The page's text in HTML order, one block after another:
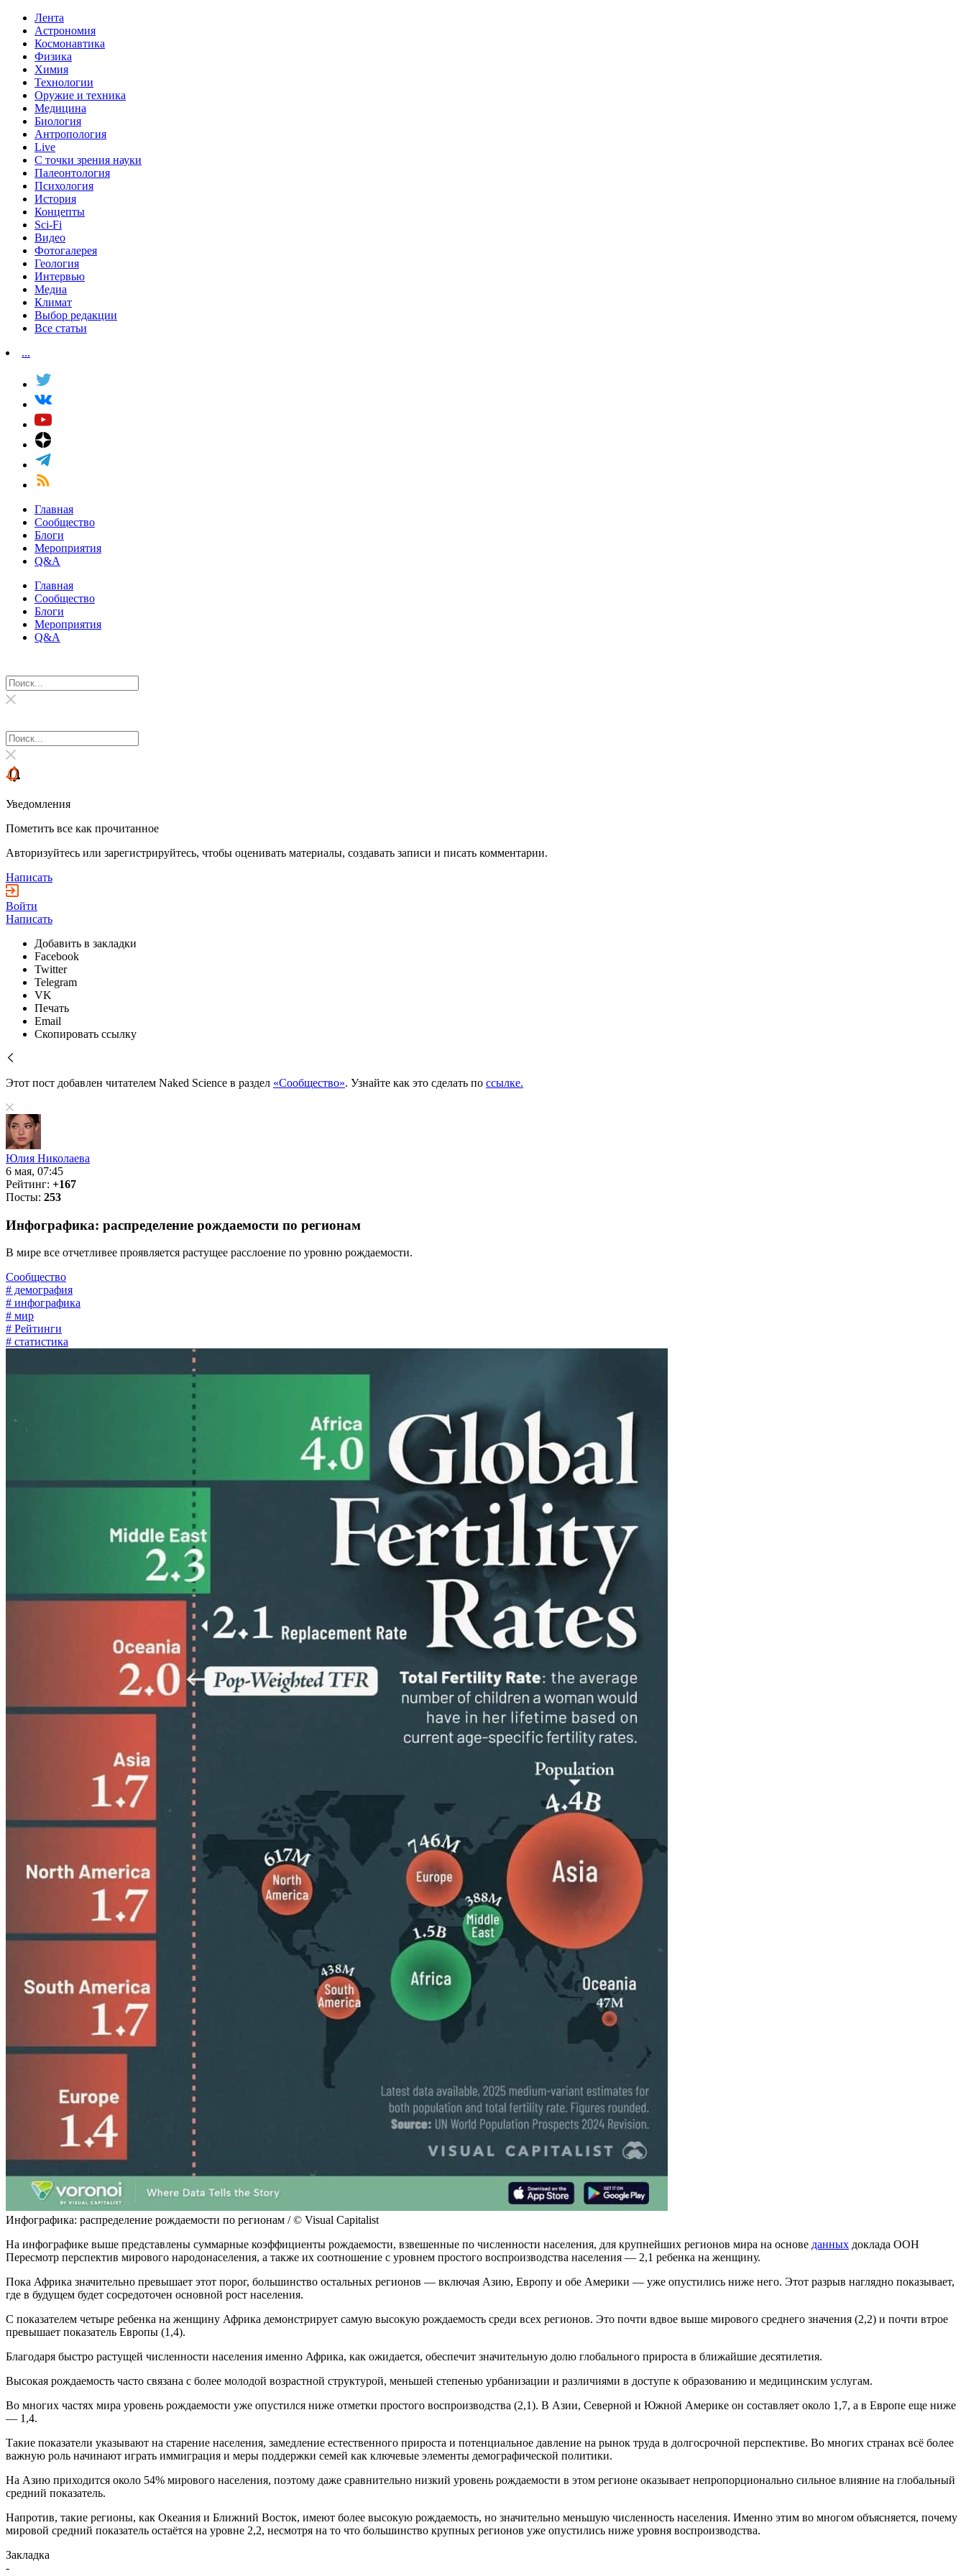
Лента
Астрономия
Космонавтика
Физика
Химия
Технологии
Оружие и техника
Медицина
Биология
Антропология
Live
С точки зрения науки
Палеонтология
Психология
История
Концепты
Sci-Fi
Видео
Фотогалерея
Геология
Интервью
Медиа
Климат
Выбор редакции
Все статьи
...
Главная
Сообщество
Блоги
Мероприятия
Q&A
Главная
Сообщество
Блоги
Мероприятия
Q&A
Уведомления
Пометить все как прочитанное
Авторизуйтесь или зарегистрируйтесь, чтобы оценивать материалы, создавать записи и писать комментарии.
Написать
Войти
Написать
Добавить в закладки
Facebook
Twitter
Telegram
VK
Печать
Email
Скопировать ссылку
Этот пост добавлен читателем Naked Science в раздел «Сообщество». Узнайте как это сделать по ссылке.
Юлия Николаева
6 мая, 07:45
Рейтинг: +167
Посты: 253
Инфографика: распределение рождаемости по регионам
В мире все отчетливее проявляется растущее расслоение по уровню рождаемости.
Сообщество
# демография
# инфографика
# мир
# Рейтинги
# статистика
Инфографика: распределение рождаемости по регионам / © Visual Capitalist
На инфографике выше представлены суммарные коэффициенты рождаемости, взвешенные по численности населения, для крупнейших регионов мира на основе данных доклада ООН
Пересмотр перспектив мирового народонаселения, а также их соотношение с уровнем простого воспроизводства населения — 2,1 ребенка на женщину.
Пока Африка значительно превышает этот порог, большинство остальных регионов — включая Азию, Европу и обе Америки — уже опустились ниже него. Этот разрыв наглядно показывает,
где в будущем будет сосредоточен основной рост населения.
С показателем четыре ребенка на женщину Африка демонстрирует самую высокую рождаемость среди всех регионов. Это почти вдвое выше мирового среднего значения (2,2) и почти втрое
превышает показатель Европы (1,4).
Благодаря быстро растущей численности населения именно Африка, как ожидается, обеспечит значительную долю глобального прироста в ближайшие десятилетия.
Высокая рождаемость часто связана с более молодой возрастной структурой, меньшей степенью урбанизации и различиями в доступе к образованию и медицинским услугам.
Во многих частях мира уровень рождаемости уже опустился ниже отметки простого воспроизводства (2,1). В Азии, Северной и Южной Америке он составляет около 1,7, а в Европе еще ниже
— 1,4.
Такие показатели указывают на старение населения, замедление естественного прироста и потенциальное давление на рынок труда в долгосрочной перспективе. Во многих странах всё более
важную роль начинают играть иммиграция и меры поддержки семей как ключевые элементы демографической политики.
На Азию приходится около 54% мирового населения, поэтому даже сравнительно низкий уровень рождаемости в этом регионе оказывает непропорционально сильное влияние на глобальный
средний показатель.
Напротив, такие регионы, как Океания и Ближний Восток, имеют более высокую рождаемость, но значительно меньшую численность населения. Именно этим во многом объясняется, почему
мировой средний показатель остаётся на уровне 2,2, несмотря на то что большинство крупных регионов уже опустились ниже уровня воспроизводства.
Закладка
-